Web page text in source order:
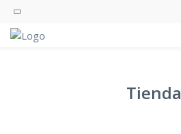
Tienda